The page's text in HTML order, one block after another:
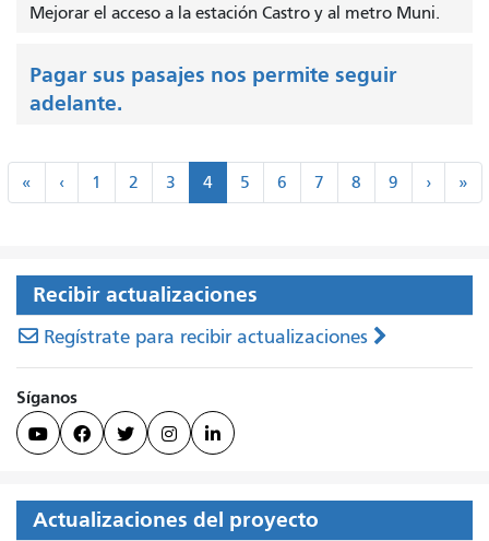
Mejorar el acceso a la estación Castro y al metro Muni.
Pagar sus pasajes nos permite seguir
adelante.
Paginación
««
Primero
‹‹
Anterior
1 2 3 4 5 6 7 8 9 ›
>
»
»
Recibir actualizaciones
Regístrate para recibir actualizaciones
Síganos
    
Actualizaciones del proyecto